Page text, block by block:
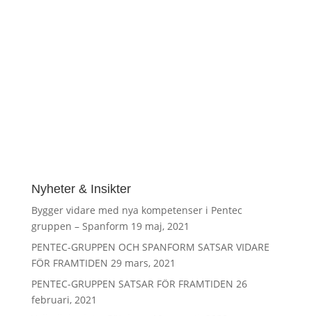
Nyheter & Insikter
Bygger vidare med nya kompetenser i Pentec
gruppen – Spanform 19 maj, 2021
PENTEC-GRUPPEN OCH SPANFORM SATSAR VIDARE
FÖR FRAMTIDEN 29 mars, 2021
PENTEC-GRUPPEN SATSAR FÖR FRAMTIDEN 26
februari, 2021